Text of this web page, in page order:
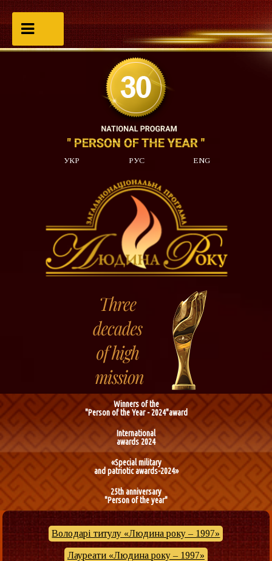
УКР РУС ENG
Winners of the
"Person of the Year - 2024"award
International
awards 2024
«Special military
and patriotic awards-2024»
25th anniversary
"Person of the year"
Володарі титулу «Людина року – 1997»
Лауреати «Людина року – 1997»